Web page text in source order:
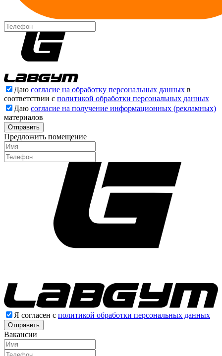
Даю согласие на обработку персональных данных в
соответствии с политикой обработки персональных данных
Даю согласие на получение информационных (рекламных)
материалов
Отправить
Предложить помещение
Я согласен с политикой обработки персональных данных
Отправить
Вакансии